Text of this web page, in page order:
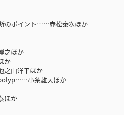
のポイント……赤松泰次ほか
之ほか
か
山洋平ほか
小糸雄大ほか
ほか